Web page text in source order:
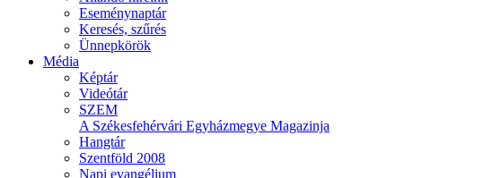
Eseménynaptár
Keresés, szűrés
Ünnepkörök
Média
Képtár
Videótár
SZEM
A Székesfehérvári Egyházmegye Magazinja
Hangtár
Szentföld 2008
Napi evangélium